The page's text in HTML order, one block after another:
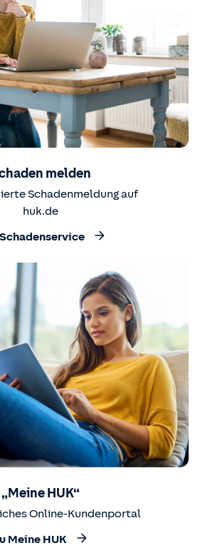
melden
Schadenmeldung auf
huk.de
„Meine HUK“
Online-Kundenportal
Meine HUK